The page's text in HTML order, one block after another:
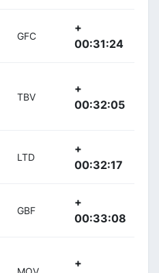
GFC
+
00:31:24
TBV
+
00:32:05
LTD
+
00:32:17
GBF
+
00:33:08
+